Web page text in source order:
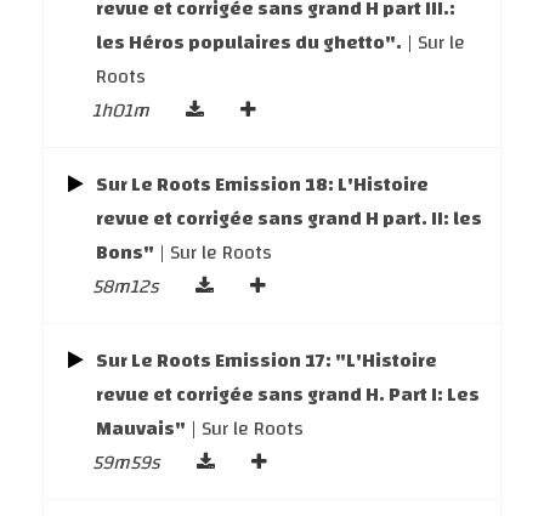
revue et corrigée sans grand H part III.:
les Héros populaires du ghetto". | Sur le
Roots
1h01m
Sur Le Roots Emission 18: L'Histoire
revue et corrigée sans grand H part. II: les
Bons" | Sur le Roots
58m12s
Sur Le Roots Emission 17: "L'Histoire
revue et corrigée sans grand H. Part I: Les
Mauvais" | Sur le Roots
59m59s